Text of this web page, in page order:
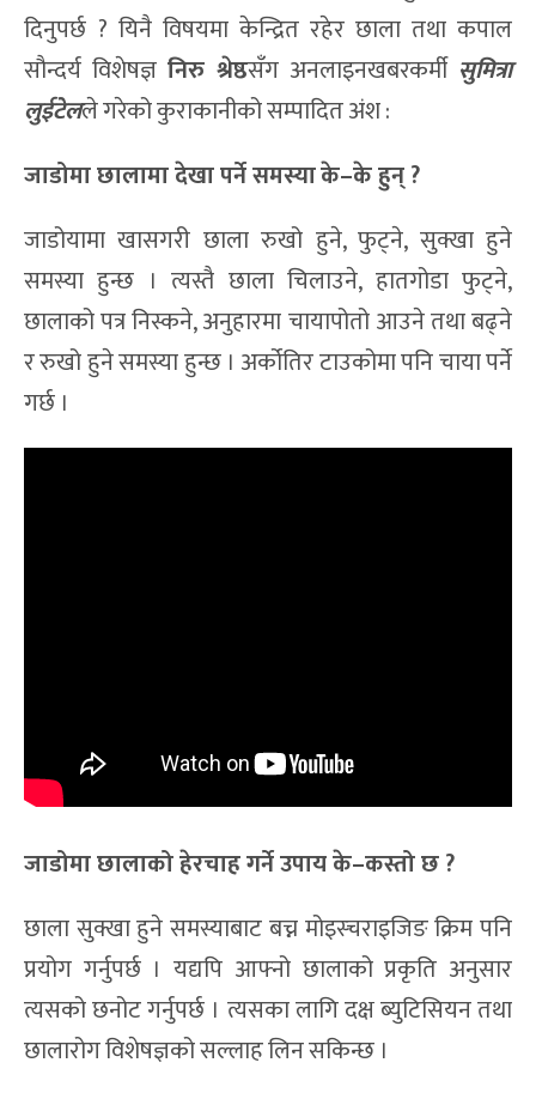
दिनुपर्छ ? यिनै विषयमा केन्द्रित रहेर छाला तथा कपाल
सौन्दर्य विशेषज्ञ निरु श्रेष्ठसँग अनलाइनखबरकर्मी सुमित्रा
लुईटेलले गरेको कुराकानीको सम्पादित अंश :
जाडोमा छालामा देखा पर्ने समस्याके–के हुन्?
जाडोयामा खासगरी छाला रुखो हुने, फुट्ने, सुक्खा हुने
समस्या हुन्छ । त्यस्तै छाला चिलाउने, हातगोडा फुट्ने,
छालाको पत्र निस्कने, अनुहारमा चायापोतो आउने तथा बढ्ने
र रुखो हुने समस्या हुन्छ । अर्कोतिर टाउकोमा पनि चाया पर्ने
गर्छ ।
जाडोमा छालाको हेरचाह गर्ने उपायके–कस्तो छ?
छाला सुक्खा हुने समस्याबाट बच्न मोइस्चराइजिङ क्रिम पनि
प्रयोग गर्नुपर्छ । यद्यपि आफ्नो छालाको प्रकृति अनुसार
त्यसको छनोट गर्नुपर्छ । त्यसका लागि दक्ष ब्युटिसियन तथा
छालारोग विशेषज्ञको सल्लाह लिन सकिन्छ ।